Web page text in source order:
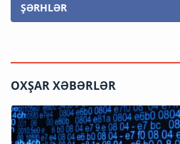
ŞƏRHLƏR
OXŞAR XƏBƏRLƏR